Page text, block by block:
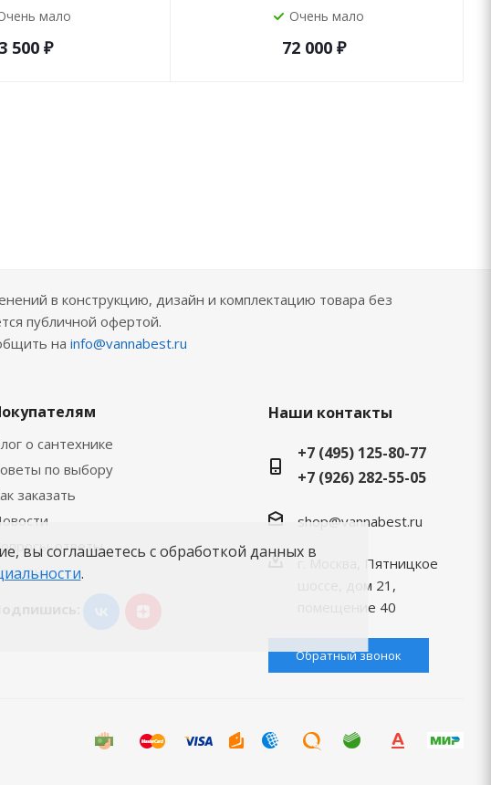
мало
500 ₽
Очень мало
72 000 ₽
в конструкцию, дизайн и комплектацию товара без
публичной офертой.
на info@vannabest.ru
о сантехнике
по выбору
заказать
ответы
Наши контакты
+7 (495) 125-80-77
+7 (926) 282-55-05
shop@vannabest.ru
г. Москва, Пятницкое
шоссе, дом 21,
помещение 40
Обратный звонок
вы соглашаетесь с обработкой данных в
.